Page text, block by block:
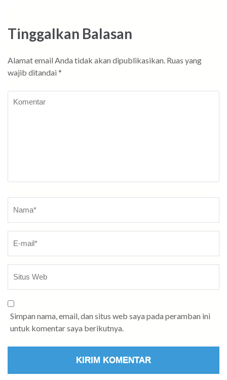
Tinggalkan Balasan
Alamat email Anda tidak akan dipublikasikan. Ruas yang
wajib ditandai *
Simpan nama, email, dan situs web saya pada peramban ini
untuk komentar saya berikutnya.